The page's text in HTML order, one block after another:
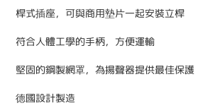
桿式插座，可與商用墊片一起安​​裝立桿
符合人體工學的手柄，方便運輸
堅固的鋼製網罩，為揚聲器提供最佳保護
德國設計製造